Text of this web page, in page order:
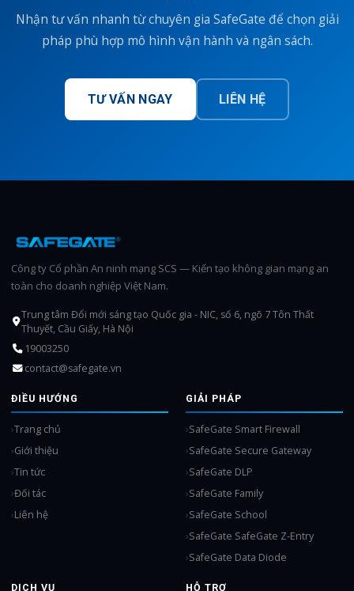
Nhận tư vấn nhanh từ chuyên gia SafeGate để chọn giải
pháp phù hợp mô hình vận hành và ngân sách.
TƯ VẤN NGAY LIÊN HỆ
Công ty Cổ phần An ninh mạng SCS — Kiến tạo không gian mạng an
toàn cho doanh nghiệp Việt Nam.
Trung tâm Đổi mới sáng tạo Quốc gia - NIC, số 6, ngõ 7 Tôn Thất
Thuyết, Cầu Giấy, Hà Nội
19003250
contact@safegate.vn
ĐIỀU HƯỚNG
Trang chủ
Giới thiệu
Tin tức
Đối tác
Liên hệ
GIẢI PHÁP
SafeGate Smart Firewall
SafeGate Secure Gateway
SafeGate DLP
SafeGate Family
SafeGate School
SafeGate SafeGate Z-Entry
SafeGate Data Diode
DỊCH VỤ HỖ TRỢ